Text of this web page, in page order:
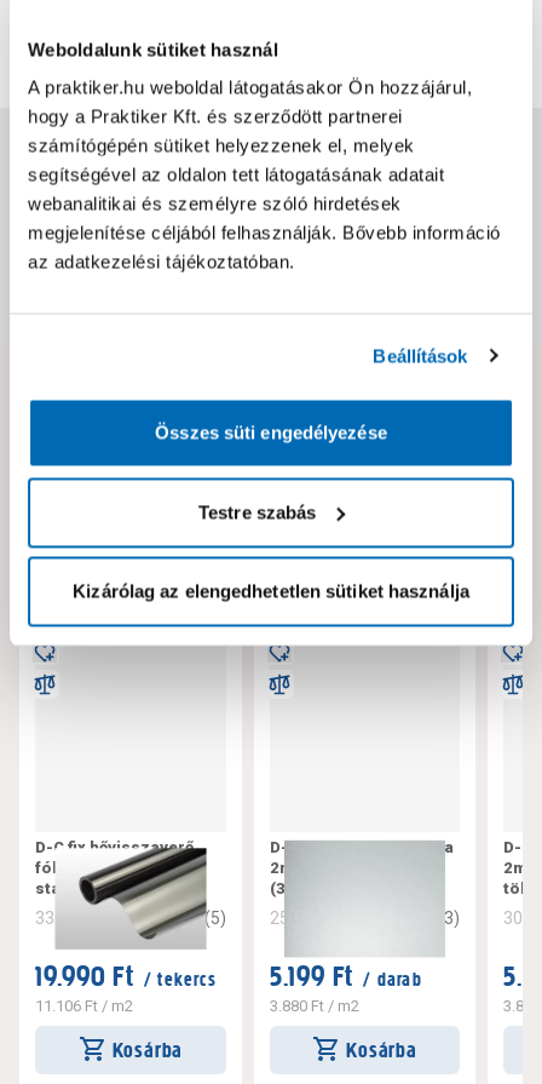
Weboldalunk sütiket használ
A praktiker.hu weboldal látogatásakor Ön hozzájárul,
hogy a Praktiker Kft. és szerződött partnerei
számítógépén sütiket helyezzenek el, melyek
segítségével az oldalon tett látogatásának adatait
webanalitikai és személyre szóló hirdetések
megjelenítése céljából felhasználják. Bővebb információ
az adatkezelési tájékoztatóban.
Beállítások
Összes süti engedélyezése
Testre szabás
Kizárólag az elengedhetetlen sütiket használja
Jótállás, szavatosság
Csomagolási és súly információk
Hibát találtál az oldalon vagy a termék leírásában?
Kérjük jelezd nekünk!
Neked ajánljuk!
D-C fix hővisszaverő
fólia 2m x 0,90 m
statikus
336995 3.4 (5)
19.990 Ft / tekercs
11.106 Ft / m2
Kosárba
D-C-fix öntapadós fólia
2mx0,67m átlátszó tej
(346-8052)
256956 3)
5.199 Ft / darab
3.880 Ft/ m2
Kosárba
D-